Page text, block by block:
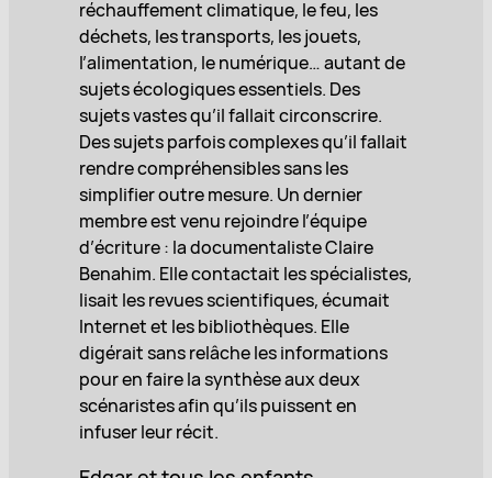
réchauffement climatique, le feu, les
déchets, les transports, les jouets,
l’alimentation, le numérique… autant de
sujets écologiques essentiels. Des
sujets vastes qu’il fallait circonscrire.
Des sujets parfois complexes qu’il fallait
rendre compréhensibles sans les
simplifier outre mesure. Un dernier
membre est venu rejoindre l’équipe
d’écriture : la documentaliste Claire
Benahim. Elle contactait les spécialistes,
lisait les revues scientifiques, écumait
Internet et les bibliothèques. Elle
digérait sans relâche les informations
pour en faire la synthèse aux deux
scénaristes afin qu’ils puissent en
infuser leur récit.